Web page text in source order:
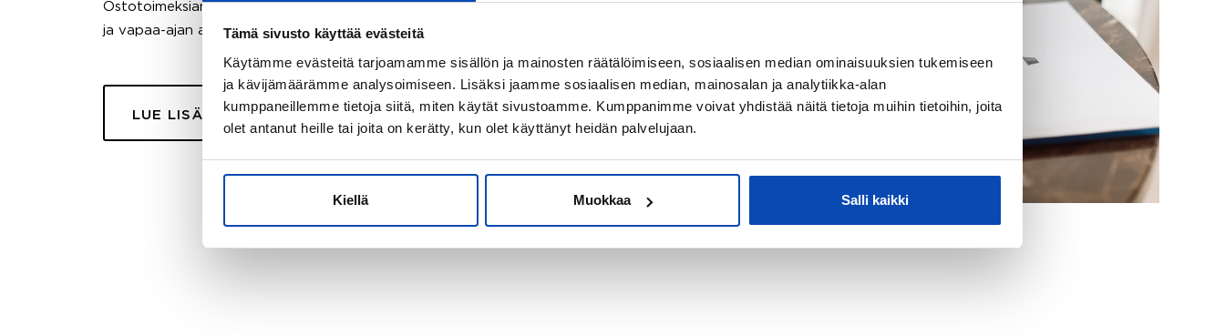
Tämä sivusto käyttää evästeitä
Käytämme evästeitä tarjoamamme sisällön ja mainosten räätälöimiseen, sosiaalisen median ominaisuuksien tukemiseen
ja kävijämäärämme analysoimiseen. Lisäksi jaamme sosiaalisen median, mainosalan ja analytiikka-alan
kumppaneillemme tietoja siitä, miten käytät sivustoamme. Kumppanimme voivat yhdistää näitä tietoja muihin tietoihin, joita
olet antanut heille tai joita on kerätty, kun olet käyttänyt heidän palvelujaan.
Kiellä Muokkaa Salli kaikki
Ostotoimeksiantopalvelumme sopii myös esimerkiksi sijoitus-
ja vapaa-ajan asuntojen ostoon.
LUE LISÄÄ